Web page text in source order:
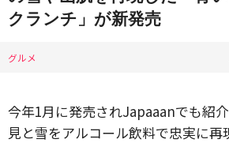
クランチ」が新発売
グルメ
今年1月に発売されJapaaanでも紹
見と雪をアルコール飲料で忠実に再